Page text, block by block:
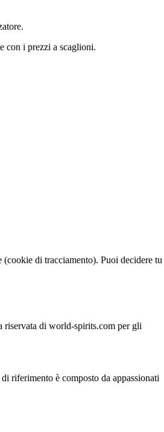
con i prezzi a scaglioni.
riservata di world-spirits.com per gli
riferimento è composto da appassionati
di tracciamento). Puoi decidere tu